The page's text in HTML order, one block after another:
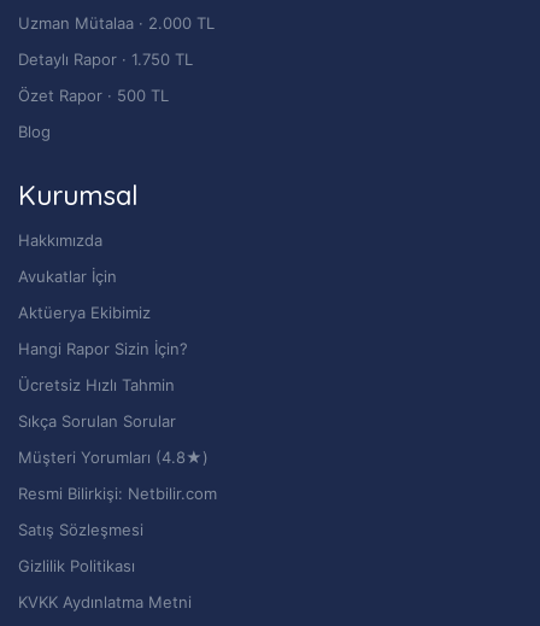
Uzman Mütalaa · 2.000 TL
Detaylı Rapor · 1.750 TL
Özet Rapor · 500 TL
Blog
Kurumsal
Hakkımızda
Avukatlar İçin
Aktüerya Ekibimiz
Hangi Rapor Sizin İçin?
Ücretsiz Hızlı Tahmin
Sıkça Sorulan Sorular
Müşteri Yorumları (4.8★)
Resmi Bilirkişi: Netbilir.com
Satış Sözleşmesi
Gizlilik Politikası
KVKK Aydınlatma Metni